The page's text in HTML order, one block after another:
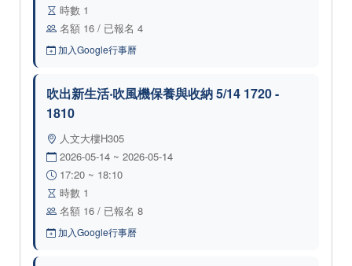
時數 1
名額 16 / 已報名 4
加入Google行事曆
吹出新生活‧吹風機保養與收納 5/14 1720 -
1810
人文大樓H305
2026-05-14 ~ 2026-05-14
17:20 ~ 18:10
時數 1
名額 16 / 已報名 8
加入Google行事曆